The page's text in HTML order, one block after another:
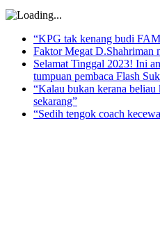
“KPG tak kenang budi
Faktor Megat
Selamat Tinggal 2023! Ini
tumpuan pembaca Flash
“Kalau bukan kerana
sekarang”
“Sedih tengok coach